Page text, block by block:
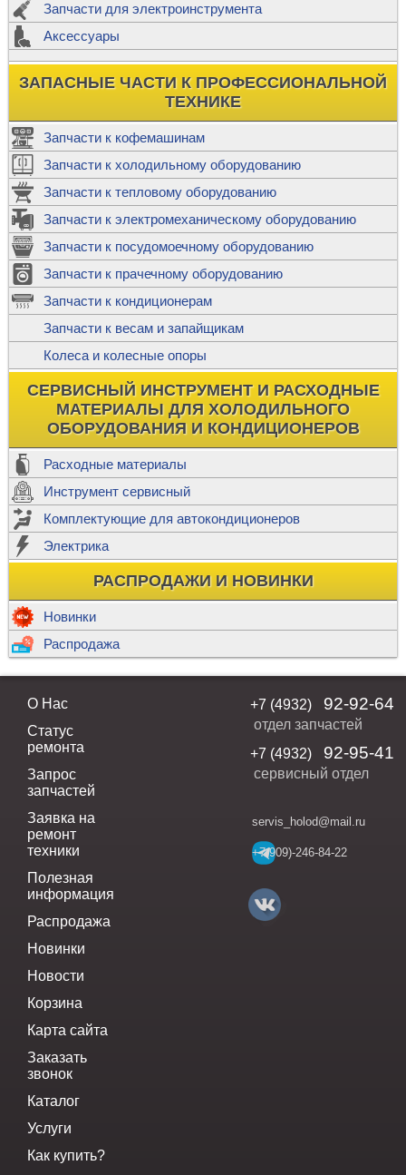
Запчасти для электроинструмента
Аксессуары
ЗАПАСНЫЕ ЧАСТИ К ПРОФЕССИОНАЛЬНОЙ
ТЕХНИКЕ
Запчасти к кофемашинам
Запчасти к холодильному оборудованию
Запчасти к тепловому оборудованию
Запчасти к электромеханическому оборудованию
Запчасти к посудомоечному оборудованию
Запчасти к прачечному оборудованию
Запчасти к кондиционерам
Запчасти к весам и запайщикам
Колеса и колесные опоры
СЕРВИСНЫЙ ИНСТРУМЕНТ И РАСХОДНЫЕ
МАТЕРИАЛЫ ДЛЯ ХОЛОДИЛЬНОГО
ОБОРУДОВАНИЯ И КОНДИЦИОНЕРОВ
Расходные материалы
Инструмент сервисный
Комплектующие для автокондиционеров
Электрика
РАСПРОДАЖИ И НОВИНКИ
Новинки
Распродажа
О Нас
Статус
ремонта
Запрос
запчастей
Заявка на
ремонт
техники
Полезная
информация
Распродажа
Новинки
Новости
Корзина
Карта сайта
Заказать
звонок
Каталог
Услуги
Как купить?
+7 (4932) 92-92-64
отдел запчастей
+7 (4932)
92-95-41
сервисный отдел
servis_holod@mail.ru
+7(909)-246-84-22